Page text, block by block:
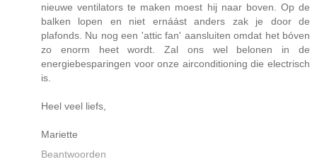
nieuwe ventilators te maken moest hij naar boven. Op de
balken lopen en niet ernáást anders zak je door de
plafonds. Nu nog een 'attic fan' aansluiten omdat het bóven
zo enorm heet wordt. Zal ons wel belonen in de
energiebesparingen voor onze airconditioning die electrisch
is.
Heel veel liefs,
Mariette
Beantwoorden